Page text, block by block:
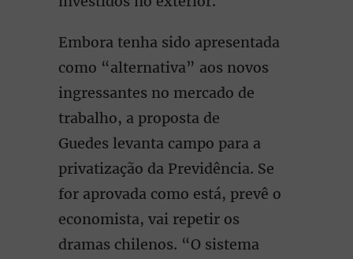
Embora tenha sido apresentada
como “alternativa” aos novos
ingressantes no mercado de
trabalho, a proposta de
Guedes levanta campo para a
privatização da Previdência. Se
for aprovada como está, prevê o
economista, vai repetir os
dramas chilenos. “O sistema